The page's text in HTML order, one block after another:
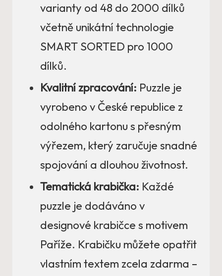
varianty od 48 do 2000 dílků
včetně unikátní technologie
SMART SORTED pro 1000
dílků.
Kvalitní zpracování: Puzzle je
vyrobeno v České republice z
odolného kartonu s přesným
výřezem, který zaručuje snadné
spojování a dlouhou životnost.
Tematická krabička: Každé
puzzle je dodáváno v
designové krabičce s motivem
Paříže. Krabičku můžete opatřit
vlastním textem zcela zdarma –